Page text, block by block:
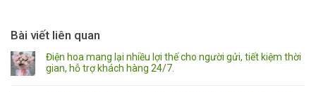
Bài viết liên quan
Điện hoa mang lại nhiều lợi thế cho người gửi, tiết kiệm thời
gian, hỗ trợ khách hàng 24/7.